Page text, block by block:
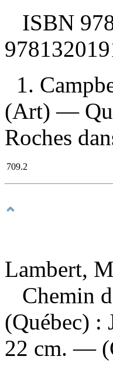
ISBN
1.
(Art) —
Roches
709.2
Lambert,
Chemin
(Québec)
22 cm. —